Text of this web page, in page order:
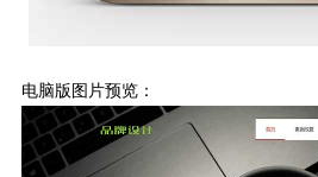
电脑版图片预览：